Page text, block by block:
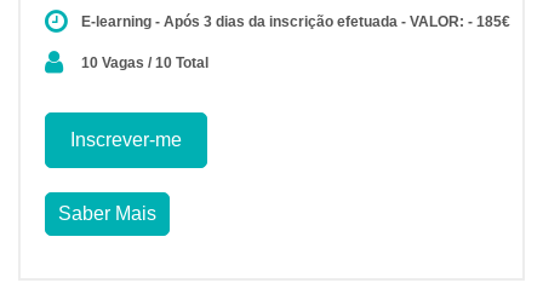
E-learning - Após 3 dias da inscrição efetuada - VALOR: - 185€
10 Vagas / 10 Total
Inscrever-me
Saber Mais